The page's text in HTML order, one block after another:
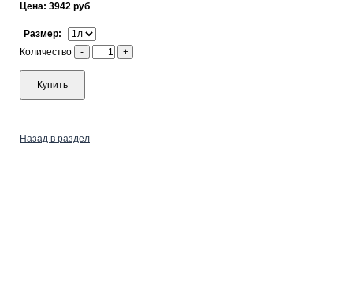
Цена: 3942 руб
Размер:
Количество
- +
Купить
Назад в раздел